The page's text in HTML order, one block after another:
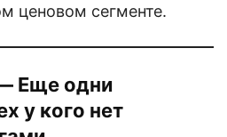
ценовом сегменте.
Еще одни
у кого нет